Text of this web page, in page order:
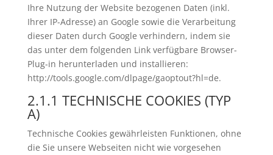
Ihre Nutzung der Website bezogenen Daten (inkl.
Ihrer IP-Adresse) an Google sowie die Verarbeitung
dieser Daten durch Google verhindern, indem sie
das unter dem folgenden Link verfügbare Browser-
Plug-in herunterladen und installieren:
http://tools.google.com/dlpage/gaoptout?hl=de.
2.1.1 TECHNISCHE COOKIES (TYP
A)
Technische Cookies gewährleisten Funktionen, ohne
die Sie unsere Webseiten nicht wie vorgesehen